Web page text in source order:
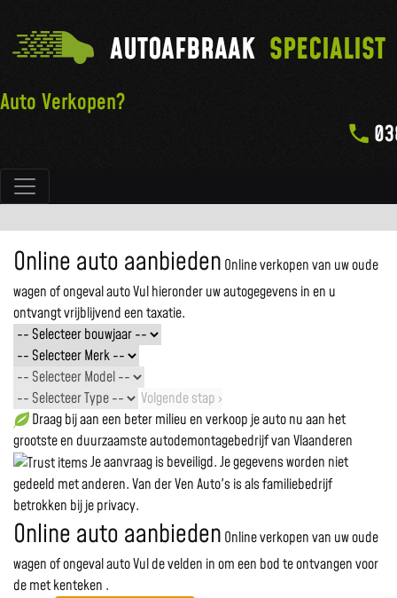
Hoofdnavigatie
AUTOAFBRAAK SPECIALIST
Auto Verkopen?
Online auto aanbieden Online verkopen van uw oude
wagen of ongeval autoVul hieronder uw autogegevens in en u
ontvangt vrijblijvend een taxatie.
Volgende stap ›
Draag bij aan een beter milieu en verkoop je auto nu aan het
grootste en duurzaamste autodemontagebedrijf van Vlaanderen
Je aanvraag is beveiligd. Je gegevens worden niet
gedeeld met anderen. Van der Ven Auto's is als familiebedrijf
betrokken bij je privacy.
Online auto aanbieden Online verkopen van uw oude
wagen of ongeval autoVul de velden in om een bod te ontvangen voor
demet kenteken .